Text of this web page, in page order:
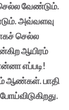
வேண்டும்.
அவ்வளவு
செல்ல
ஆயிரம்
எப்படி!
ஆண்கள். பாதி